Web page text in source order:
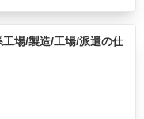
場/製造/工場/派遣の仕